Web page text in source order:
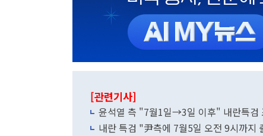
[관련기사]
윤석열 측 "7월1일→3일 이후" 내란특검
내란 특검 "尹측에 7월5일 오전 9시까지